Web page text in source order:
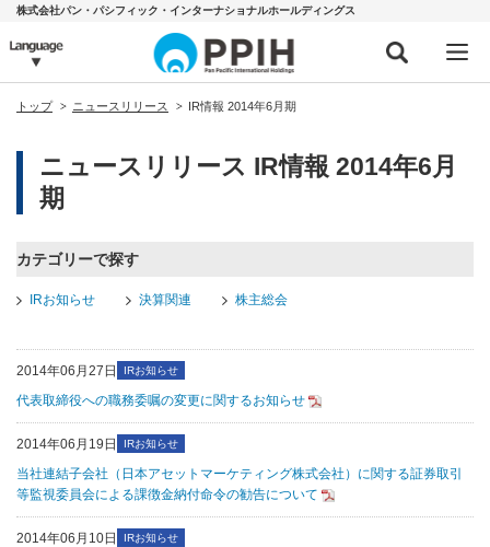
株式会社パン・パシフィック・インターナショナルホールディングス
トップ ニュースリリース IR情報 2014年6月期
ニュースリリース IR情報 2014年6月
期
カテゴリーで探す
IRお知らせ 決算関連 株主総会
2014年06月27日 IRお知らせ
代表取締役への職務委嘱の変更に関するお知らせ
2014年06月19日 IRお知らせ
当社連結子会社（日本アセットマーケティング株式会社）に関する証券取引
等監視委員会による課徴金納付命令の勧告について
2014年06月10日 IRお知らせ